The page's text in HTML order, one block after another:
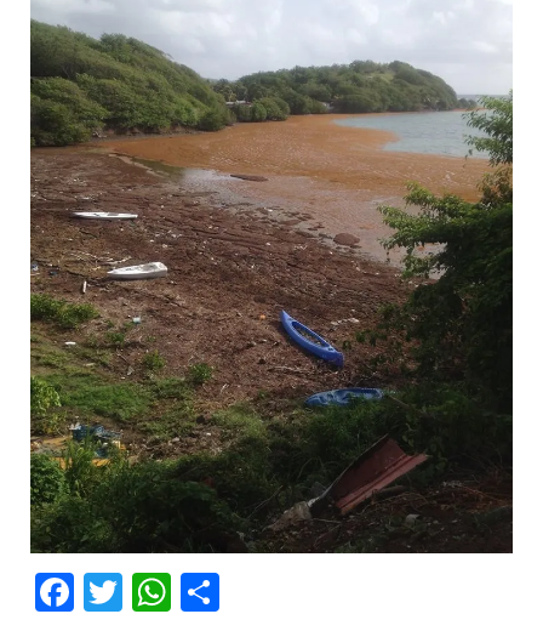
Facebook
Twitter
WhatsApp